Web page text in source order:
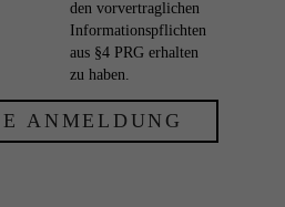
den vorvertraglichen
Informationspflichten
aus §4 PRG erhalten
zu haben.